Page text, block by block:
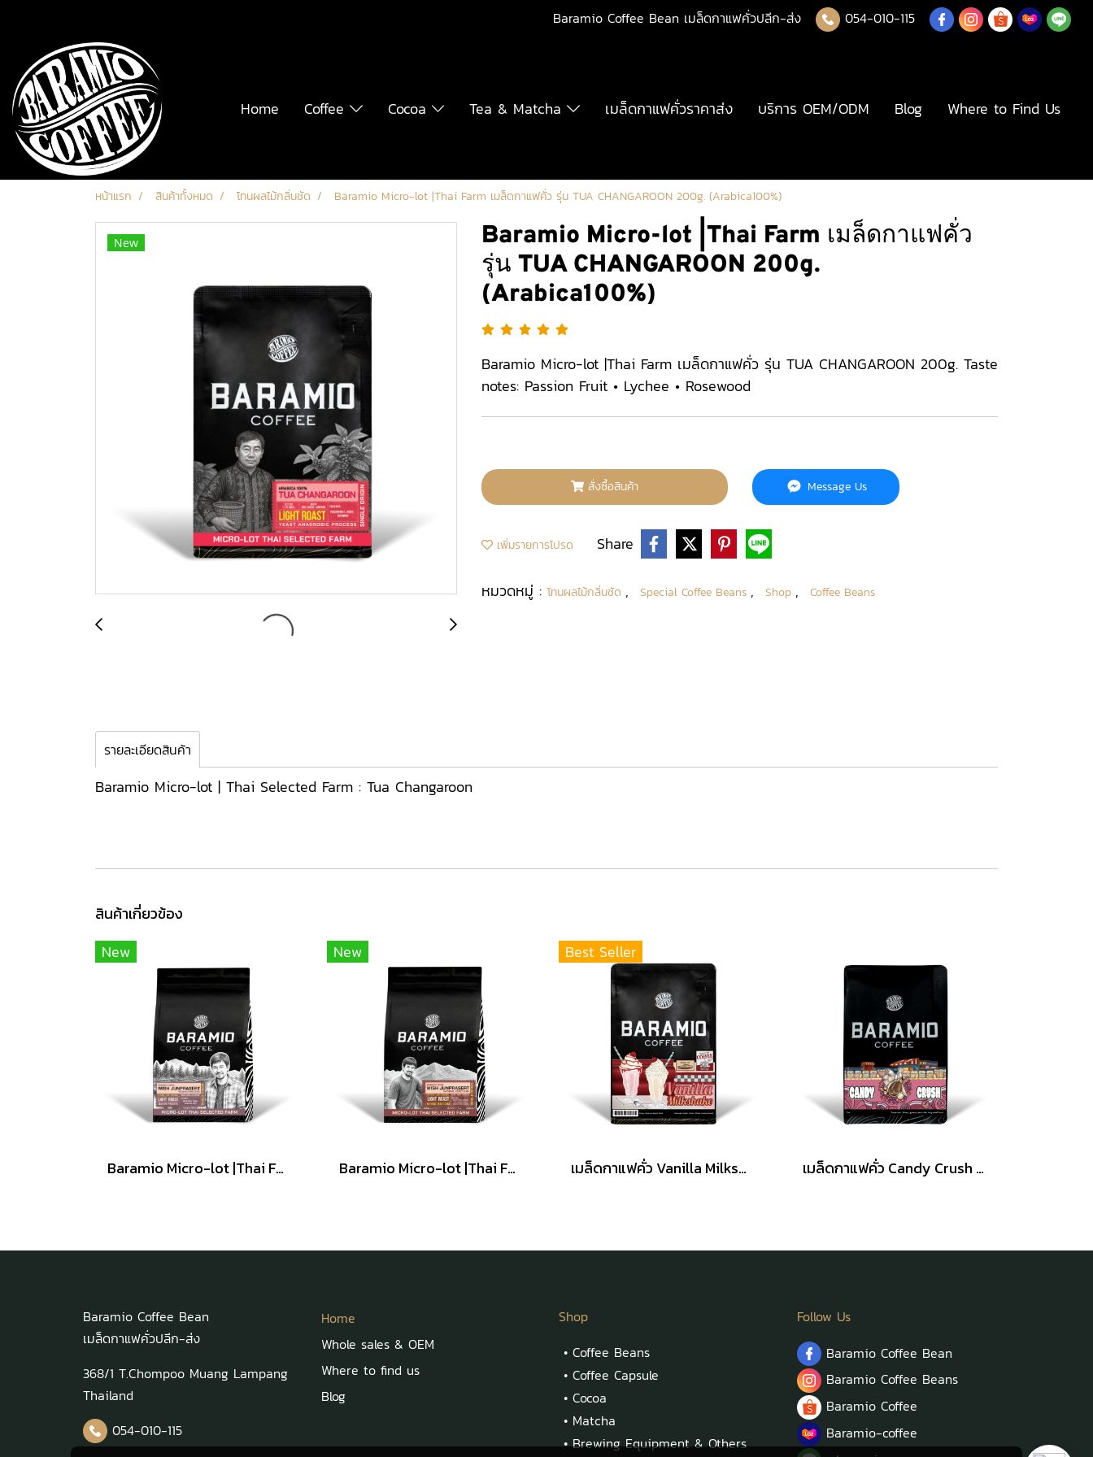
Baramio Coffee Bean เมล็ดกาแฟคั่วปลีก-ส่ง 054-010-115
Home Coffee Cocoa Tea & Matcha เมล็ดกาแฟคั่วราคาส่ง บริการ OEM/ODM Blog Where to Find Us
หน้าแรก สินค้าทั้งหมด โทนผลไม้กลิ่นชัด Baramio Micro-lot |Thai Farm เมล็ดกาแฟคั่ว รุ่น TUA CHANGAROON 200g. (Arabica100%)
New
Baramio Micro-lot |Thai Farm เมล็ดกาแฟคั่ว
รุ่น TUA CHANGAROON 200g.
(Arabica100%)
Baramio Micro-lot |Thai Farm เมล็ดกาแฟคั่ว รุ่น TUA CHANGAROON 200g. Taste
notes: Passion Fruit • Lychee • Rosewood
สั่งซื้อสินค้า Message Us
เพิ่มรายการโปรด Share
หมวดหมู่ : โทนผลไม้กลิ่นชัด , Special Coffee Beans , Shop , Coffee Beans
รายละเอียดสินค้า
Baramio Micro-lot | Thai Selected Farm : Tua Changaroon
สินค้าเกี่ยวข้อง
New
Baramio Micro-lot |Thai Farm เมล็ดกาแฟคั่ว รุ่น wish Junprasert ( Washed Process ) 200g. (Arabica100%)
New
Baramio Micro-lot |Thai Farm เมล็ดกาแฟคั่ว รุ่น wish Junprasert ( Natural yeast CIMA ) 200g. (Arabica100%)
Best Seller
เมล็ดกาแฟคั่ว Vanilla Milkshake 200 กรัม (Arabica100%) เมล็ดกาแฟคั่ว Candy Crush 200 กรัม (Arabica100%)
Baramio Coffee Bean
เมล็ดกาแฟคั่วปลีก-ส่ง
368/1 T.Chompoo Muang Lampang
Thailand
054-010-115
Home
Whole sales & OEM
Where to find us
Blog
Shop
• Coffee Beans
• Coffee Capsule
• Cocoa
• Matcha
•Brewing Equipment & Others
Follow Us
Baramio Coffee Bean
Baramio Coffee Beans
Baramio Coffee
Baramio-coffee